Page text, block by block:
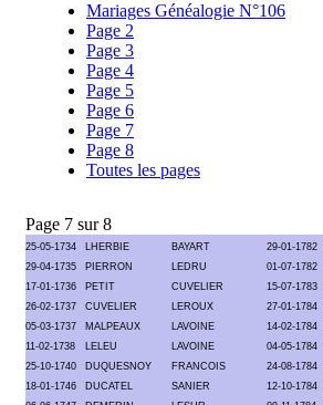
Mariages Généalogie N°106
Page 2
Page 3
Page 4
Page 5
Page 6
Page 7
Page 8
Toutes les pages
Page 7 sur 8
25-05-1734 LHERBIE BAYART 29-01-1782
29-04-1735
PIERRON LEDRU 01-07-1782
17-01-1736
PETIT CUVELIER 15-07-1783
26-02-1737
CUVELIER LEROUX 27-01-1784
05-03-1737
MALPEAUX LAVOINE 14-02-1784
11-02-1738
LELEU LAVOINE 04-05-1784
25-10-1740
DUQUESNOY FRANCOIS 24-08-1784
18-01-1746
DUCATEL SANIER 12-10-1784